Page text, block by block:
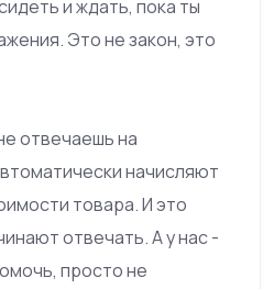
и ждать, пока ты
Это не закон, это
отвечаешь на
начисляют
товара. И это
отвечать. А у нас -
просто не